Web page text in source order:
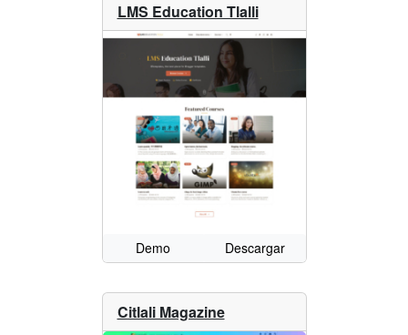
LMS Education Tlalli
Demo Descargar
Citlali Magazine